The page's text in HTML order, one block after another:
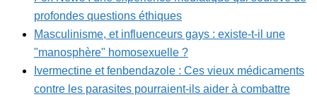
profondes questions éthiques
Masculinisme, et influenceurs gays : existe-t-il une
"manosphère" homosexuelle ?
Ivermectine et fenbendazole : Ces vieux médicaments
contre les parasites pourraient-ils aider à combattre